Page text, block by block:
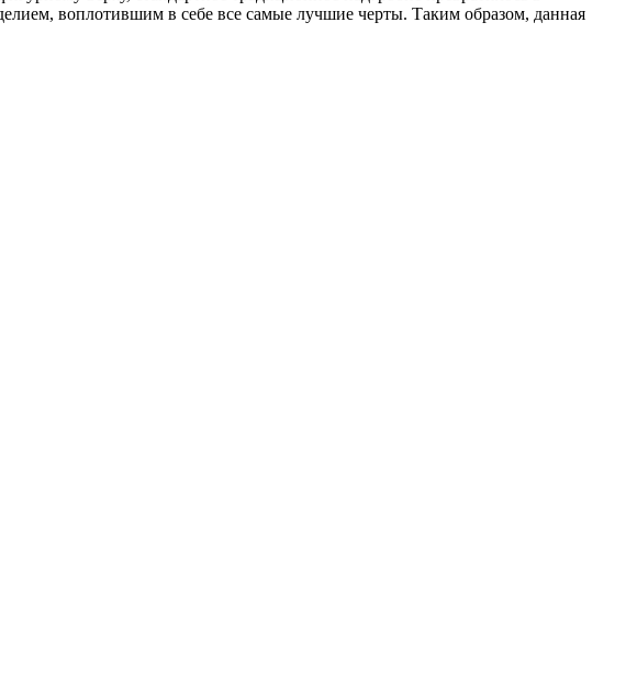
воплотившим в себе все самые лучшие черты. Таким образом, данная